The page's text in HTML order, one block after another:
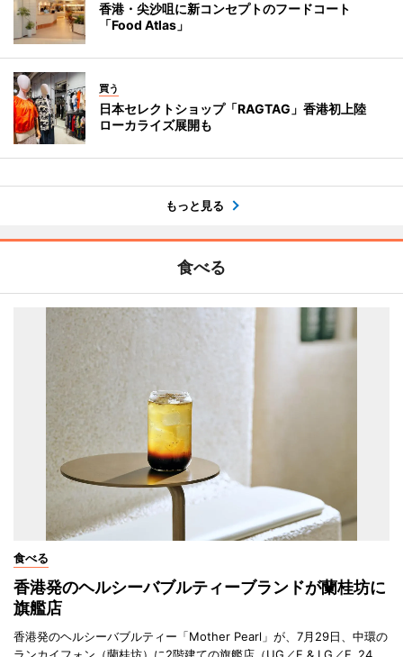
香港・尖沙咀に新コンセプトのフードコート
「Food Atlas」
買う
日本セレクトショップ「RAGTAG」香港初上陸
ローカライズ展開も
もっと見る
食べる
食べる
香港発のヘルシーバブルティーブランドが蘭桂坊に
旗艦店
香港発のヘルシーバブルティー「Mother Pearl」が、7月29日、中環の